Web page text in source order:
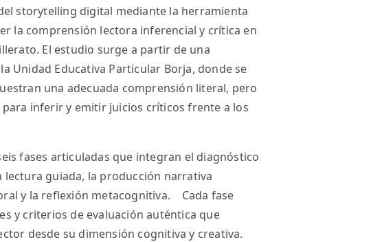
storytelling digital mediante la herramienta
la comprensión lectora inferencial y crítica en
El estudio surge a partir de una
Unidad Educativa Particular Borja, donde se
una adecuada comprensión literal, pero
inferir y emitir juicios críticos frente a los
fases articuladas que integran el diagnóstico
lectura guiada, la producción narrativa
y la reflexión metacognitiva. Cada fase
y criterios de evaluación auténtica que
desde su dimensión cognitiva y creativa.